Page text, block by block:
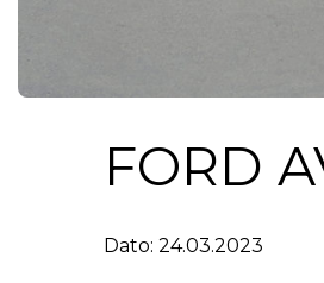
FORD
Dato: 24.03.2023